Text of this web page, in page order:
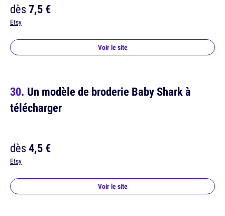
dès7,5 €
Etsy
Voir le site
Un modèle de broderie Baby Shark à
télécharger
dès4,5 €
Etsy
Voir le site